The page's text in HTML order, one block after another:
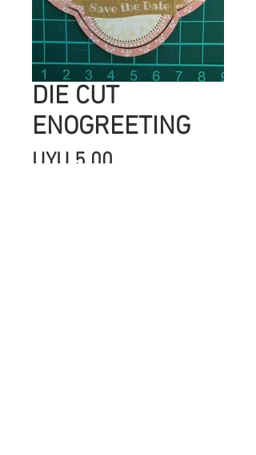
DIE CUT
ENOGREETING
UYU 5.00